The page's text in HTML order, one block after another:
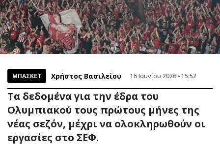
ΜΠΑΣΚΕΤ Χρήστος Βασιλείου 16 Ιουνίου 2026 - 15:52
Τα δεδομένα για την έδρα του
Ολυμπιακού τους πρώτους μήνες της
νέας σεζόν, μέχρι να ολοκληρωθούν οι
εργασίες στο ΣΕΦ.